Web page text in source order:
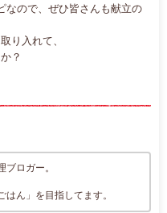
なので、ぜひ皆さんも献立の
り入れて、
？
ロガー。
ん」を目指してます。